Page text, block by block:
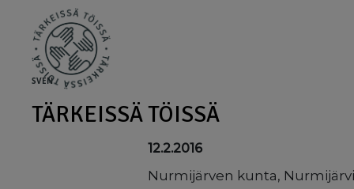
SVEN
TÄRKEISSÄ TÖISSÄ
12.2.2016
Nurmijärven kunta, Nurmijärvi